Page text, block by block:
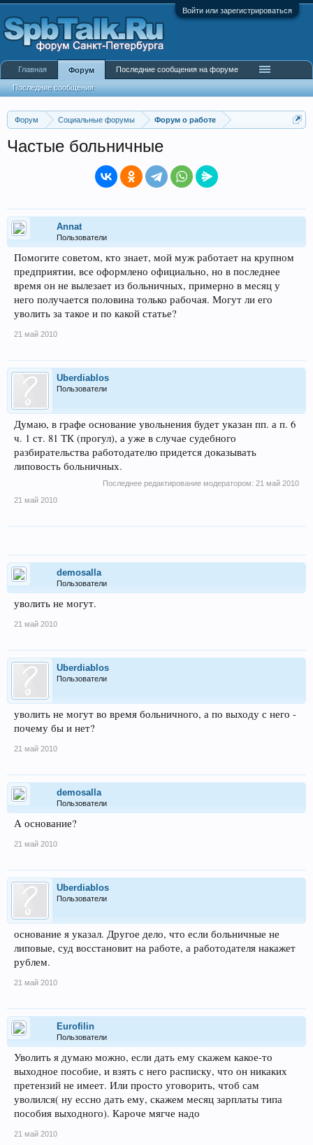
Войти или зарегистрироваться
Форум Социальные форумы Форум о работе
Частые больничные
Annat
Пользователи
Помогите советом, кто знает, мой муж работает на крупном
предприятии, все оформлено официально, но в последнее
время он не вылезает из больничных, примерно в месяц у
него получается половина только рабочая. Могут ли его
уволить за такое и по какой статье?
21 май 2010
Uberdiablos
Пользователи
Думаю, в графе основание увольнения будет указан пп. а п. 6
ч. 1 ст. 81 ТК (прогул), а уже в случае судебного
разбирательства работодателю придется доказывать
липовость больничных.
Последнее редактирование модератором: 21 май 2010
21 май 2010
demosalla
Пользователи
уволить не могут.
21 май 2010
Uberdiablos
Пользователи
уволить не могут во время больничного, а по выходу с него -
почему бы и нет?
21 май 2010
demosalla
Пользователи
А основание?
21 май 2010
Uberdiablos
Пользователи
основание я указал. Другое дело, что если больничные не
липовые, суд восстановит на работе, а работодателя накажет
рублем.
21 май 2010
Eurofilin
Пользователи
Уволить я думаю можно, если дать ему скажем какое-то
выходное пособие, и взять с него расписку, что он никаких
претензий не имеет. Или просто уговорить, чтоб сам
уволился( ну ессно дать ему, скажем месяц зарплаты типа
пособия выходного). Кароче мягче надо
21 май 2010
Главная Форум
Последние сообщения
Последние сообщения на форуме